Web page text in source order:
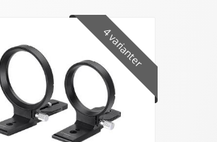
4 varianter